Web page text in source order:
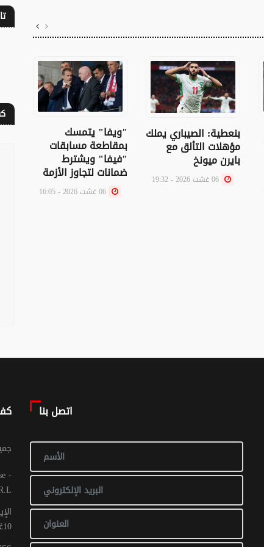
بنعطية: الصيباري يملك
مؤهلات التألق مع
بايرن ميونخ
"ويفا" يتمسك
بمقاطعة مسابقات
"فيفا" ويشترط
ضمانات لتجاوز الأزمة
©
10غشت 2016: عدد 1 - 017 ص ح
اتصل بنا